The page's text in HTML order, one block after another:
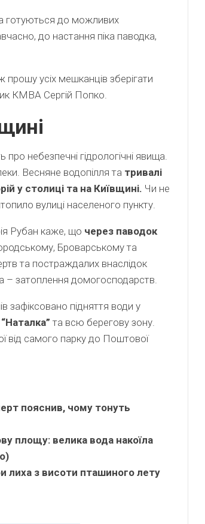
готуються до можливих
до настання піка паводка,
прошу усіх мешканців зберігати
КМВА Сергій Попко.
небезпечні гідрологічні явища.
Весняне водопілля та тривалі
у столиці та на Київщині. Чи не
вулиці населеного пункту.
Рубан каже, що через паводок
Броварському та
та постраждалих внаслідок
– затоплення домогосподарств.
зафіксовано підняття води у
та всю берегову зону.
від самого парку до Поштової
пояснив, чому тонуть
площу: велика вода накоїла
лиха з висоти пташиного лету